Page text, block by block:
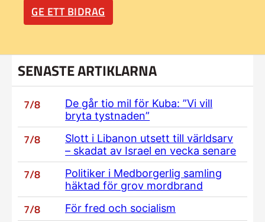
GE ETT BIDRAG
SENASTE ARTIKLARNA
7/8
De går tio mil för Kuba: ”Vi vill
bryta tystnaden”
7/8
Slott i Libanon utsett till världsarv
– skadat av Israel en vecka senare
7/8
Politiker i Medborgerlig samling
häktad för grov mordbrand
7/8 För fred och socialism